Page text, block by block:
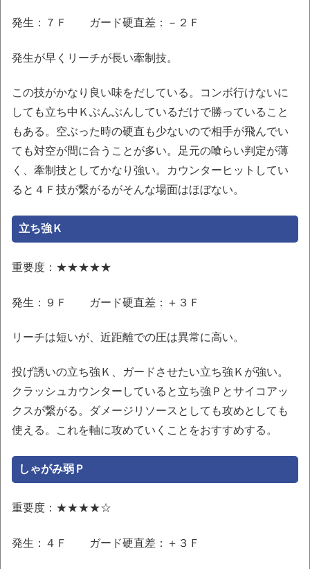
発生：７Ｆ ガード硬直差：－２Ｆ
発生が早くリーチが長い牽制技。
この技がかなり良い味をだしている。コンボ行けないに
しても立ち中Ｋぶんぶんしているだけで勝っていること
もある。空ぶった時の硬直も少ないので相手が飛んでい
ても対空が間に合うことが多い。足元の喰らい判定が薄
く、牽制技としてかなり強い。カウンターヒットしてい
ると４Ｆ技が繋がるがそんな場面はほぼない。
立ち強Ｋ
重要度：★★★★★
発生：９Ｆ ガード硬直差：＋３Ｆ
リーチは短いが、近距離での圧は異常に高い。
投げ誘いの立ち強Ｋ、ガードさせたい立ち強Ｋが強い。
クラッシュカウンターしていると立ち強Ｐとサイコアッ
クスが繋がる。ダメージリソースとしても攻めとしても
使える。これを軸に攻めていくことをおすすめする。
しゃがみ弱Ｐ
重要度：★★★★☆
発生：４Ｆ ガード硬直差：＋３Ｆ